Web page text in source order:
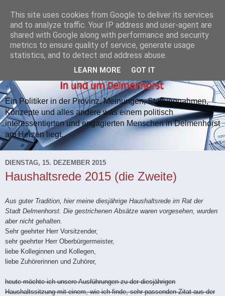
Ein Politiker in der Provinz. Meinungen, Stellungnahmen,
Konzepte und alles andere was einem politisch
interessentierten und engagierten Menschen in Delmenhorst
am Herzen liegt.
DIENSTAG, 15. DEZEMBER 2015
Haushaltsrede 2015 (die Zweite)
Aus guter Tradition, hier meine diesjährige Haushaltsrede im Rat der
Stadt Delmenhorst. Die gestrichenen Absätze waren vorgesehen, wurden
aber nicht gehalten.
Sehr geehrter Herr Vorsitzender,
sehr geehrter Herr Oberbürgermeister,
liebe Kolleginnen und Kollegen,
liebe Zuhörerinnen und Zuhörer,
heute möchte ich unsere Ausführungen zu der diesjährigen
Haushaltssitzung mit einem, wie ich finde, sehr passenden Zitat aus der
This site uses cookies from Google to deliver its services
and to analyze traffic. Your IP address and user-agent are
shared with Google along with performance and security
metrics to ensure quality of service, generate usage
statistics, and to detect and address abuse.
LEARN MORE GOT IT